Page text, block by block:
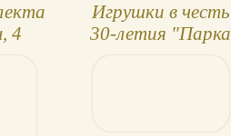
4
Игрушки в честь
30-летия "Парка